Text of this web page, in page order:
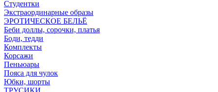
Студентки
Экстраординарные образы
ЭРОТИЧЕСКОЕ БЕЛЬЁ
Беби доллы, сорочки, платья
Боди, тедди
Комплекты
Корсажи
Пеньюары
Пояса для чулок
Юбки, шорты
ТРУСИКИ